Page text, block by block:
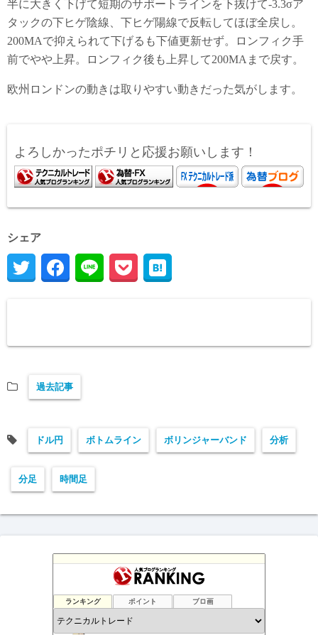
半に大きく下げて短期のサポートラインを下抜けて-3.3σア
タックの下ヒゲ陰線、下ヒゲ陽線で反転してほぼ全戻し。
200MAで抑えられて下げるも下値更新せず。ロンフィク手
前でやや上昇。ロンフィク後も上昇して200MAまで戻す。
欧州ロンドンの動きは取りやすい動きだった気がします。
よろしかったポチリと応援お願いします！
シェア
過去記事
ドル円 ボトムライン ボリンジャーバンド 分析
分足 時間足
ランキング ポイント ブロ画
負けない！無料「Immortal_EA」究極システムトレード
12位 テクニカル分析
現役サラリーマンの副業FX/デイトレーダーの収支報告ブログ